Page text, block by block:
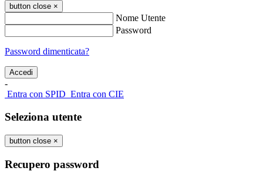
button close ×
Nome Utente
Password
Password dimenticata?
-
Entra con SPID Entra con CIE
Seleziona utente
button close ×
Recupero password